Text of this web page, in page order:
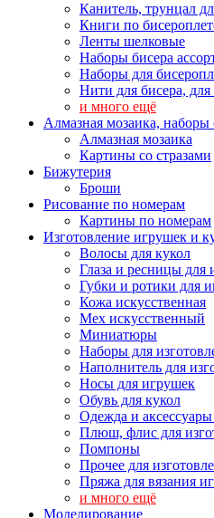
Канитель, трунцал
Книги по
Ленты шелковые
Наборы бисера
Наборы для
Нити для бисера,
и много ещё
Алмазная мозаика, наборы
Алмазная мозаика
Картины co стразами
Бижутерия
Броши
Рисование по номерам
Картины по номерам
Изготовление игрушек и
Волосы для кукол
Глаза и ресницы для
Губки и ротики для
Кожа искусственная
Мех искусственный
Миниатюры
Наборы для
Наполнитель для
Носы для игрушек
Обувь для кукол
Одежда и аксессуары
Плюш, флис для
Помпоны
Прочее для
Пряжа для вязания
и много ещё
Моделирование